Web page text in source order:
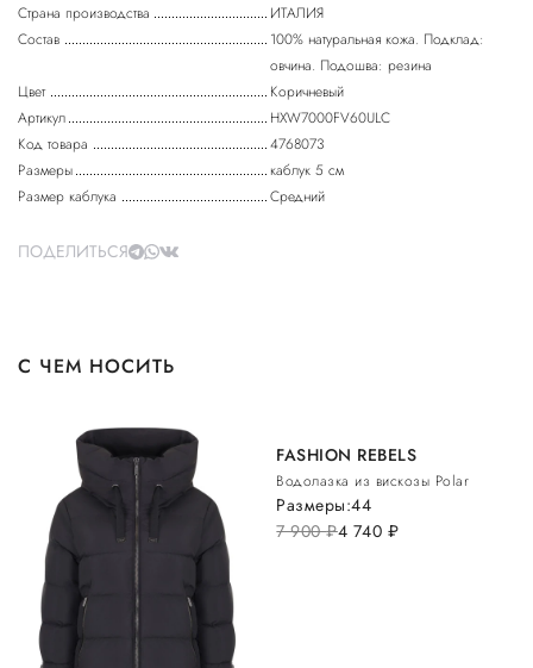
Страна производства
ИТАЛИЯ
Состав
100% натуральная кожа. Подклад:
овчина. Подошва: резина
Цвет
Коричневый
Артикул
HXW7000FV60ULC
Код товара
4768073
Размеры
каблук 5 см
Размер каблука
Средний
ПОДЕЛИТЬСЯ
С ЧЕМ НОСИТЬ
FASHION REBELS
Водолазка из вискозы Polar
7 900руб.4 740 руб.
Размеры:44